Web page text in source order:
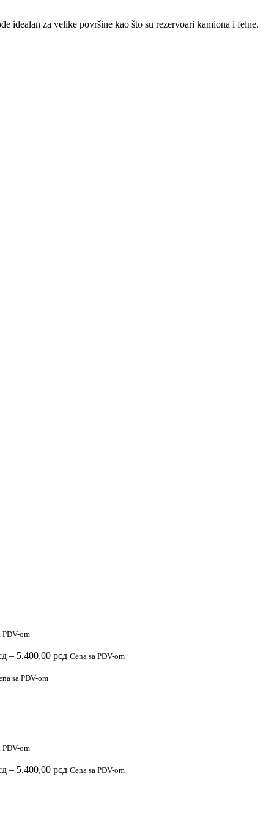
idealan za velike površine kao što su rezervoari kamiona i felne.
PDV-om
– 5.400,00 рсдRaspon
Cena sa PDV-om
sa PDV-om
PDV-om
– 5.400,00 рсдRaspon
Cena sa PDV-om